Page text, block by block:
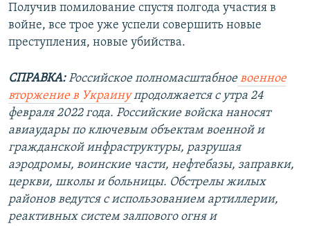
Получив помилование спустя полгода участия в
войне, все трое уже успели совершить новые
преступления, новые убийства.
СПРАВКА:Российское полномасштабноевоенное
вторжение в Украинупродолжается с утра 24
февраля 2022 года. Российские войска наносят
авиаудары по ключевым объектам военной и
гражданской инфраструктуры, разрушая
аэродромы, воинские части, нефтебазы, заправки,
церкви, школы и больницы. Обстрелы жилых
районов ведутся с использованием артиллерии,
реактивных систем залпового огня и